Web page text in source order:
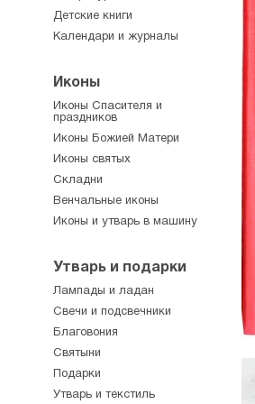
Детские книги
Календари и журналы
Иконы
Иконы Спасителя и
праздников
Иконы Божией Матери
Иконы святых
Складни
Венчальные иконы
Иконы и утварь в машину
Утварь и подарки
Лампады и ладан
Свечи и подсвечники
Благовония
Святыни
Подарки
Утварь и текстиль